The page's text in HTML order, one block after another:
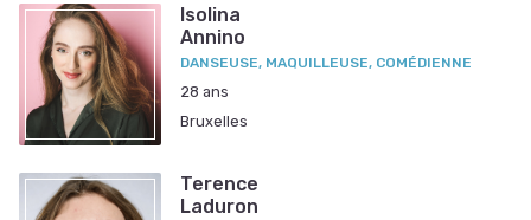
Isolina
Annino
DANSEUSE, MAQUILLEUSE, COMÉDIENNE
28 ans
Bruxelles
Terence
Laduron